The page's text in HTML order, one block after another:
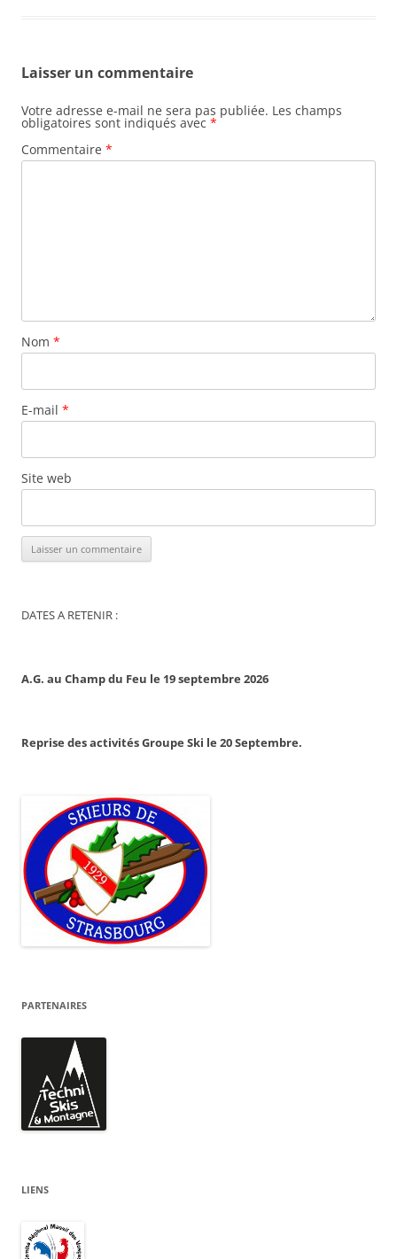
Laisser un commentaire
Votre adresse e-mail ne sera pas publiée. Les champs
obligatoires sont indiqués avec *
Commentaire *
Nom *
E-mail *
Site web
DATES A RETENIR :
A.G. au Champ du Feu le 19 septembre 2026
Reprise des activités Groupe Ski le 20 Septembre.
PARTENAIRES
LIENS